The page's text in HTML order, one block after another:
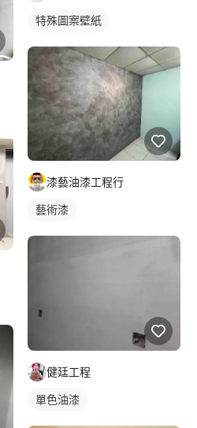
特殊圖案壁紙
漆藝油漆工程行
藝術漆
健廷工程
單色油漆